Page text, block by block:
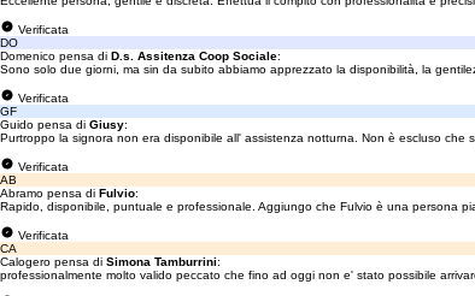
Verificata
DO
Domenico pensa di D.s. Assitenza Coop Sociale:
Sono solo due giorni, ma sin da subito abbiamo apprezzato la disponibilità, la
Verificata
GF
Guido pensa di Giusy:
Purtroppo la signora non era disponibile all' assistenza notturna. Non è escluso
Verificata
AB
Abramo pensa di Fulvio:
Rapido, disponibile, puntuale e professionale. Aggiungo che Fulvio è una persona
Verificata
CA
Calogero pensa di Simona Tamburrini:
professionalmente molto valido peccato che fino ad oggi non e' stato possibile